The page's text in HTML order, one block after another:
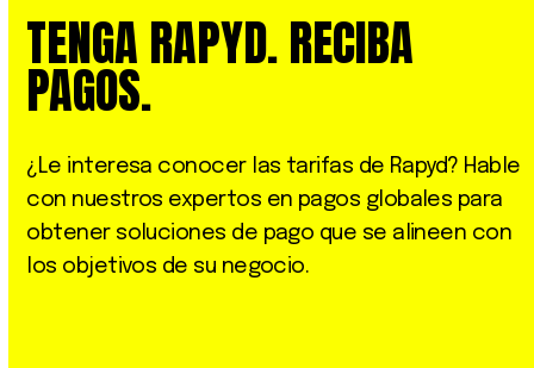
TENGA RAPYD. RECIBA
PAGOS.
¿Le interesa conocer las tarifas de Rapyd? Hable
con nuestros expertos en pagos globales para
obtener soluciones de pago que se alineen con
los objetivos de su negocio.